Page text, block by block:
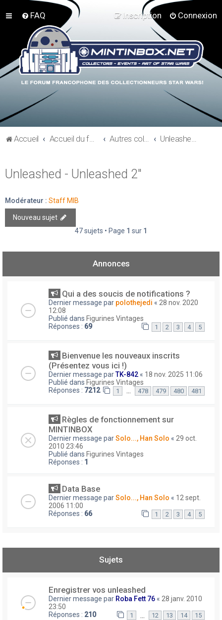
FAQ Connexion
Inscription
Accueil Accueil du forum Autres collections Star Wars Unleashed - Unleashed 2"
Unleashed - Unleashed 2"
Modérateur : Staff MIB
Nouveau sujet
47 sujets • Page 1 sur 1
Annonces
Qui a des soucis de notifications ?
Dernier message par polothejedi « 28 nov. 2020
12:08
Publié dans Figurines Vintages
Réponses : 69 1 2 3 4 5
Bienvenue les nouveaux inscrits
(Présentez vous ici !)
Dernier message parTK-842 « 18 nov. 2025 11:06
Publié dans Figurines Vintages
Réponses : 7212 1 … 478 479 480 481
Règles de fonctionnement sur
MINTINBOX
Dernier message parSolo..., Han Solo « 29 oct.
2010 23:46
Publié dans Figurines Vintages
Réponses : 1
Data Base
Dernier message parSolo..., Han Solo « 12 sept.
2006 11:00
Réponses : 66 1 2 3 4 5
Sujets
Enregistrer vos unleashed
Dernier message par Roba Fett 76 « 28 janv. 2010
23:50
Réponses : 210 1 12 13 14 15